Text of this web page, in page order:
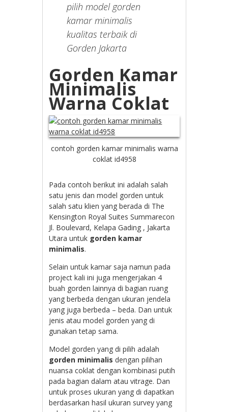
pilih model gorden
kamar minimalis
kualitas terbaik di
Gorden Jakarta
Gorden Kamar
Minimalis
Warna Coklat
contoh gorden kamar minimalis warna
coklat id4958
Pada contoh berikut ini adalah salah
satu jenis dan model gorden untuk
salah satu klien yang berada di The
Kensington Royal Suites Summarecon
Jl. Boulevard, Kelapa Gading , Jakarta
Utara untuk gorden kamar
minimalis.
Selain untuk kamar saja namun pada
project kali ini juga mengerjakan 4
buah gorden lainnya di bagian ruang
yang berbeda dengan ukuran jendela
yang juga berbeda – beda. Dan untuk
jenis atau model gorden yang di
gunakan tetap sama.
Model gorden yang di pilih adalah
gorden minimalis dengan pilihan
nuansa coklat dengan kombinasi putih
pada bagian dalam atau vitrage. Dan
untuk proses ukuran yang di dapatkan
berdasarkan hasil ukuran survey yang